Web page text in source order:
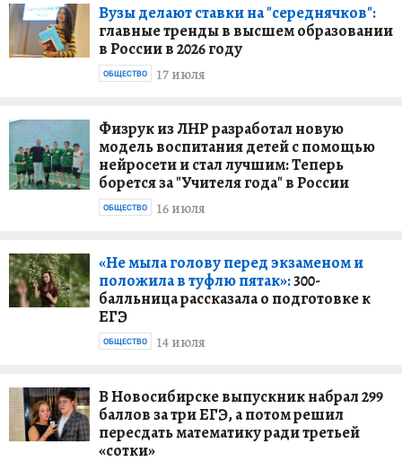
Вузы делают ставки на "середнячков":
главные тренды в высшем образовании
в России в 2026 году
17 июля
ОБЩЕСТВО
Физрук из ЛНР разработал новую
модель воспитания детей с помощью
нейросети и стал лучшим: Теперь
борется за "Учителя года" в России
16 июля
ОБЩЕСТВО
«Не мыла голову перед экзаменом и
положила в туфлю пятак»:300-
балльница рассказала о подготовке к
ЕГЭ
14 июля
ОБЩЕСТВО
В Новосибирске выпускник набрал 299
баллов за три ЕГЭ, а потом решил
пересдать математику ради третьей
«сотки»